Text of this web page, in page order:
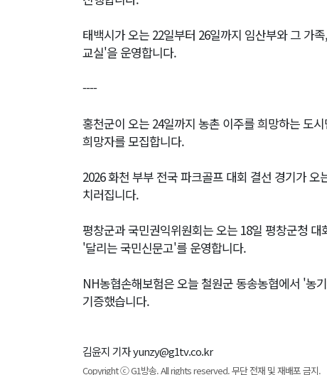
태백시가 오는 22일부터 26일까지 임산부와 그 가
교실'을 운영합니다.
----
홍천군이 오는 24일까지 농촌 이주를 희망하는 도
희망자를 모집합니다.
2026 화천 부부 전국 파크골프 대회 결선 경기가
치러집니다.
평창군과 국민권익위원회는 오는 18일 평창군청
'달리는 국민신문고'를 운영합니다.
NH농협손해보험은 오늘 철원군 동송농협에서 '농
기증했습니다.
김윤지 기자 yunzy@g1tv.co.kr
Copyright ⓒ G1방송. All rights reserved. 무단 전재 및 재배포 금지.